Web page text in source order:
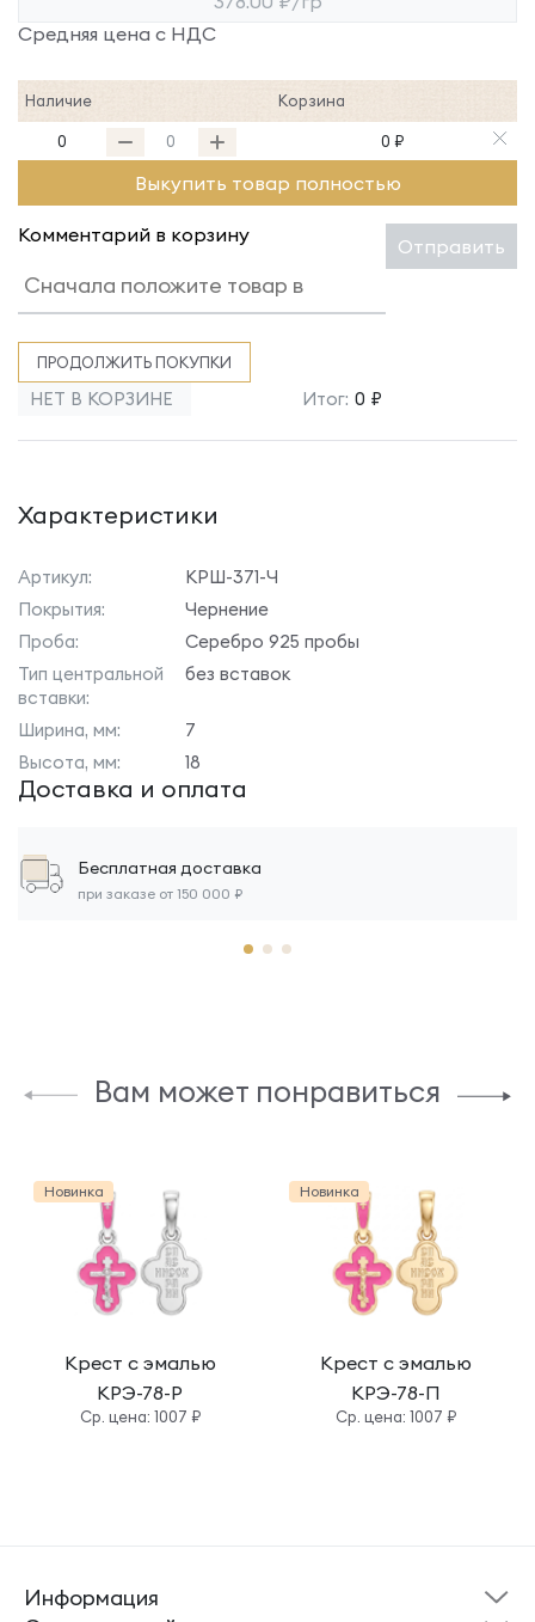
Средняя цена с НДС
Наличие Корзина
0 0 ₽
Выкупить товар полностью
Комментарий в корзину Отправить
ПРОДОЛЖИТЬ ПОКУПКИ
НЕТ В КОРЗИНЕ Итог: 0 ₽
Характеристики
Артикул:
КРШ-371-Ч
Покрытия:
Чернение
Проба:
Серебро 925 пробы
Тип центральной
вставки:
без вставок
Ширина, мм:
7
Высота, мм:
18
Доставка и оплата
Бесплатная доставка
при заказе от 150 000 ₽
Вам может понравиться
Новинка
Крест с эмалью
КРЭ-78-Р
Cр. цена: 1007 ₽
Новинка
Крест с эмалью
КРЭ-78-П
Cр. цена: 1007 ₽
Информация
Склад готовой